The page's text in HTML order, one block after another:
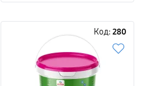
Код: 280